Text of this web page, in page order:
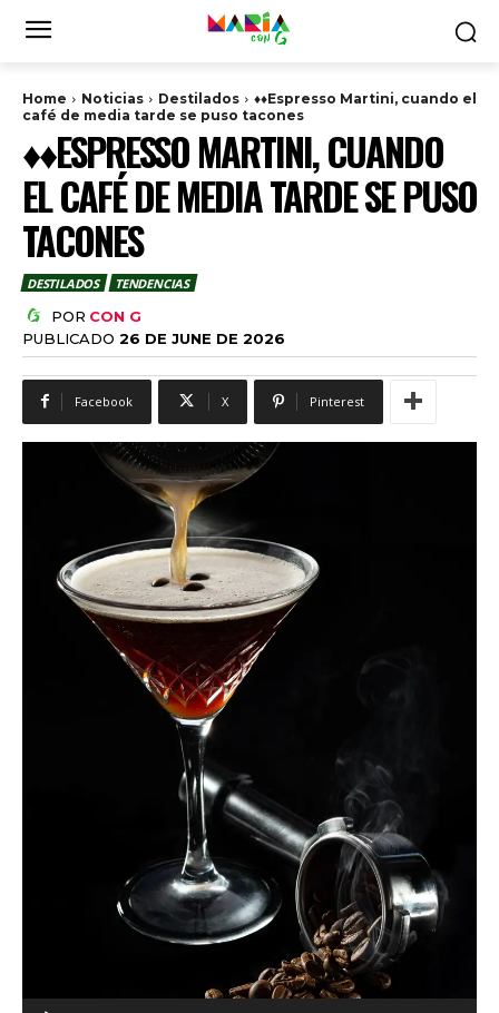
Home Noticias Destilados
♦♦Espresso Martini, cuando el
café de media tarde se puso tacones
♦♦ESPRESSO MARTINI, CUANDO
EL CAFÉ DE MEDIA TARDE SE PUSO
TACONES
DESTILADOS TENDENCIAS
POR CON G
PUBLICADO 26 DE JUNE DE 2026
Facebook X Pinterest